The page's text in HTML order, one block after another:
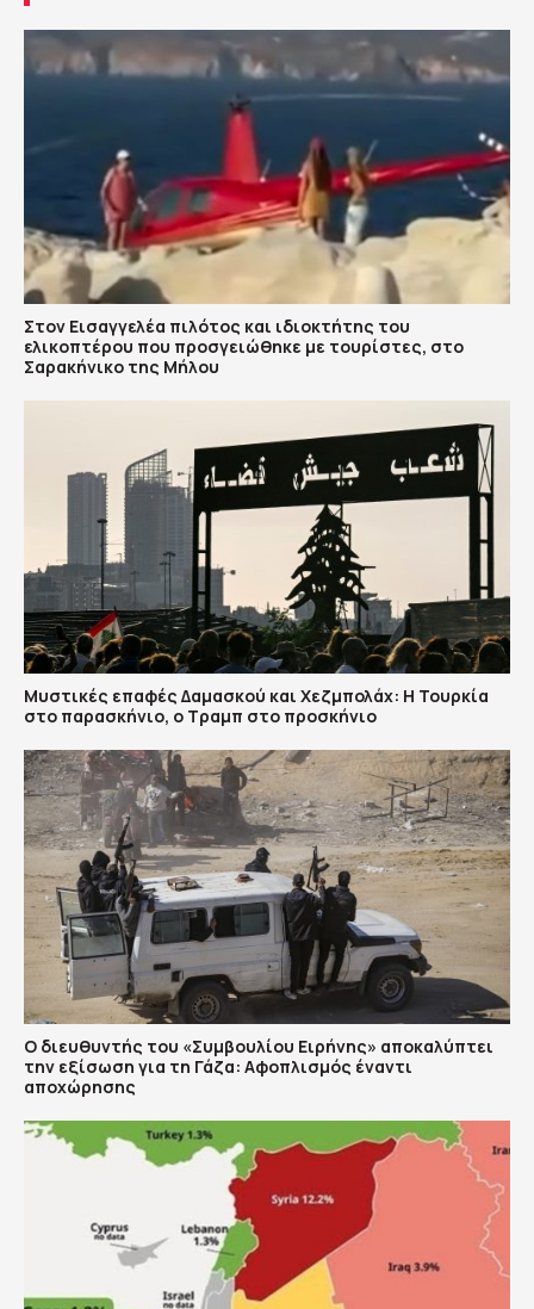
Στον Εισαγγελέα πιλότος και ιδιοκτήτης του
ελικοπτέρου που προσγειώθηκε με τουρίστες, στο
Σαρακήνικο της Μήλου
​Μυστικές επαφές Δαμασκού και Χεζμπολάχ: Η Τουρκία
στο παρασκήνιο, ο Τραμπ στο προσκήνιο
Ο διευθυντής του «Συμβουλίου Ειρήνης» αποκαλύπτει
την εξίσωση για τη Γάζα: Αφοπλισμός έναντι
αποχώρησης